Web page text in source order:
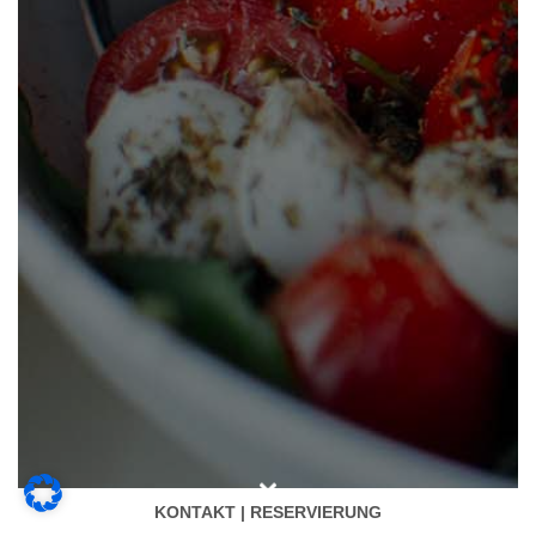
KONTAKT | RESERVIERUNG